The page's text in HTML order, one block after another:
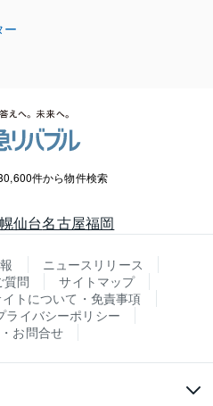
ー
件から物件検索
仙台名古屋福岡
ニュースリリース
質問
サイトマップ
トについて・免責事項
ライバシーポリシー
お問合せ